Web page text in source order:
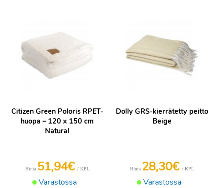
Citizen Green Poloris RPET-
huopa – 120 x 150 cm
Natural
Varastossa
Hinta 51,94€ / KPL
Dolly GRS-kierrätetty peitto
Beige
Varastossa
Hinta 28,30€ / KPL